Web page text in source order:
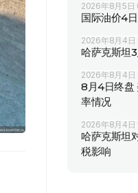
2026年8月5日
国际油价4
2026年8月4日
哈萨克斯坦
2026年8月4日
8月4日终盘
率情况
2026年8月4日
哈萨克斯坦
税影响